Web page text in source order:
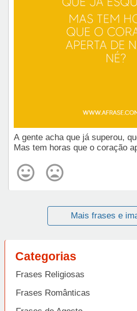
A gente acha que já superou,
Mas tem horas que o coração
Mais frases e
Categorias
Frases Religiosas
Frases Românticas